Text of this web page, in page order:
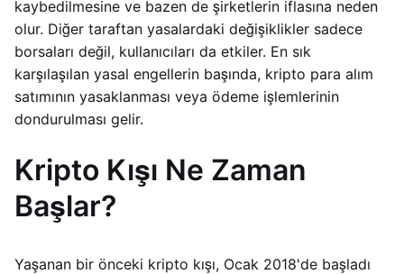
kaybedilmesine ve bazen de şirketlerin iflasına neden
olur. Diğer taraftan yasalardaki değişiklikler sadece
borsaları değil, kullanıcıları da etkiler. En sık
karşılaşılan yasal engellerin başında, kripto para alım
satımının yasaklanması veya ödeme işlemlerinin
dondurulması gelir.
Kripto Kışı Ne Zaman
Başlar?
Yaşanan bir önceki kripto kışı, Ocak 2018'de başladı